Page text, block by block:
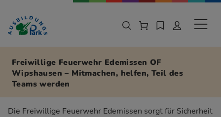
Zur Navigation springen
Zu den Hauptinhalten springen
Freiwillige Feuerwehr Edemissen OF
Wipshausen – Mitmachen, helfen, Teil des
Teams werden
Die Freiwillige Feuerwehr Edemissen sorgt für Sicherheit